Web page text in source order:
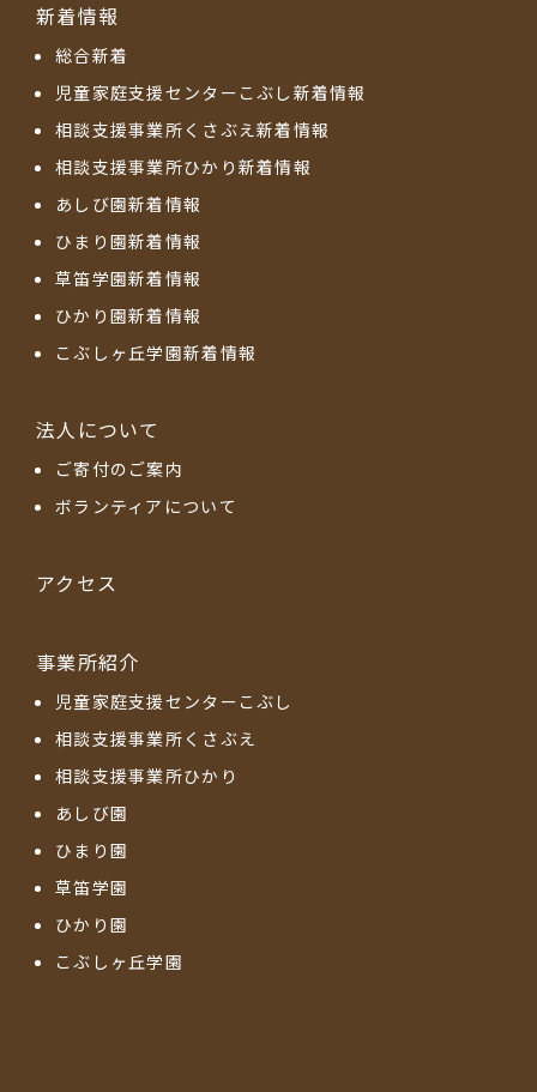
新着情報
総合新着
児童家庭支援センターこぶし新着情報
相談支援事業所くさぶえ新着情報
相談支援事業所ひかり新着情報
あしび園新着情報
ひまり園新着情報
草笛学園新着情報
ひかり園新着情報
こぶしヶ丘学園新着情報
法人について
ご寄付のご案内
ボランティアについて
アクセス
事業所紹介
児童家庭支援センターこぶし
相談支援事業所くさぶえ
相談支援事業所ひかり
あしび園
ひまり園
草笛学園
ひかり園
こぶしヶ丘学園